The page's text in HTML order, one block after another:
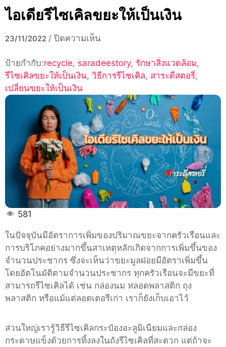
ไอเดียรีไซเคิลขยะให้เป็นเงิน
23/11/2022 / ปิดความเห็นบน
เดีย
รีไซเคิล
ให้
เป็น
เงิน
ป้ายกำกับ:recycle, saradeestory, รักษาสิ่งแวดล้อม,
รีไซเคิลขยะให้เป็นเงิน, วิธีการรีไซเคิล, สาระดีสตอรี่,
เปลี่ยนขยะให้เป็นเงิน
581
ในปัจจุบันมีอัตราการเพิ่มของปริมาณขยะจากครัวเรือนและ
การบริโภคอย่างมากขึ้นสาเหตุหลักเกิดจากการเพิ่มขึ้นของ
จำนวนประชากร ซึ่งจะเห็นว่าขยะมูลฝอยมีอัตราเพิ่มขึ้น
โดยอัตโนมัติตามจำนวนประชากร ทุกครัวเรือนจะมีขยะที่
สามารถรีไซเคิลได้ เช่น กล่องนม หลอดพลาสติก ถุง
พลาสติก หรือแม้แต่ลอตเตอรีเก่า เราก็ยังเก็บเอาไว้
ส่วนใหญ่เรารู้วิธีรีไซเคิลกระป๋องอะลูมิเนียมและกล่อง
กระดาษแข็งด้วยการทิ้งลงในถังรีไซเคิลที่สะดวก แต่ถ้าจะ